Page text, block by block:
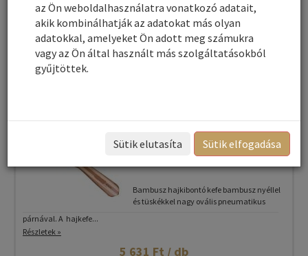
Név szerint
Rendezés:
Összes gyártó
Rendezés - Gyártók - szerint:
bambusz nyéllel és tüskékkel
nagy ovális pneumatikus
Bambusz hajkibontó kefe bambusz nyéllel
és tüskékkel nagy ovális pneumatikus
párnával. A hajkefe...
Részletek »
5 631 Ft / db
az Ön weboldalhasználatra vonatkozó adatait,
akik kombinálhatják az adatokat más olyan
adatokkal, amelyeket Ön adott meg számukra
vagy az Ön által használt más szolgáltatásokból
gyűjtöttek.
Sütik elutasíta Sütik elfogadása